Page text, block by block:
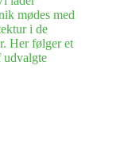
mødes med
i de
Her følger et
udvalgte